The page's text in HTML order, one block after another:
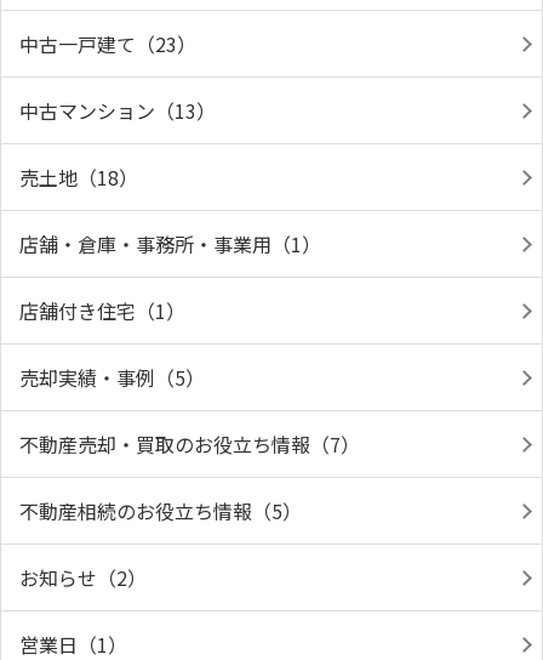
中古一戸建て（23）
中古マンション（13）
売土地（18）
店舗・倉庫・事務所・事業用（1）
店舗付き住宅（1）
売却実績・事例（5）
不動産売却・買取のお役立ち情報（7）
不動産相続のお役立ち情報（5）
お知らせ（2）
営業日（1）